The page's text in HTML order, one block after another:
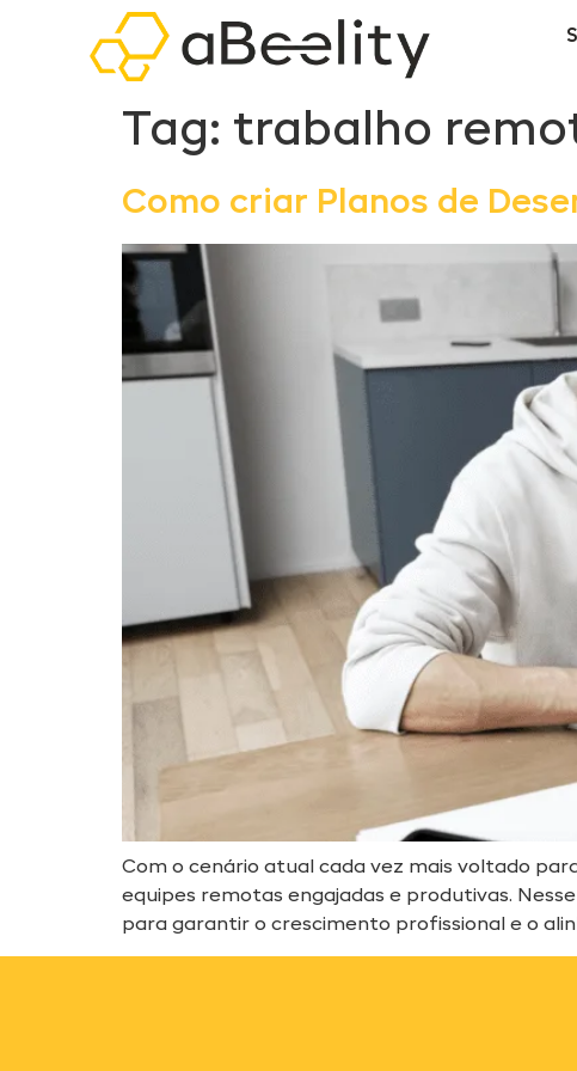
Tag: trabalho
Como criar Planos de
Com o cenário atual cada vez mais voltado
equipes remotas engajadas e produtivas.
para garantir o crescimento profissional e o